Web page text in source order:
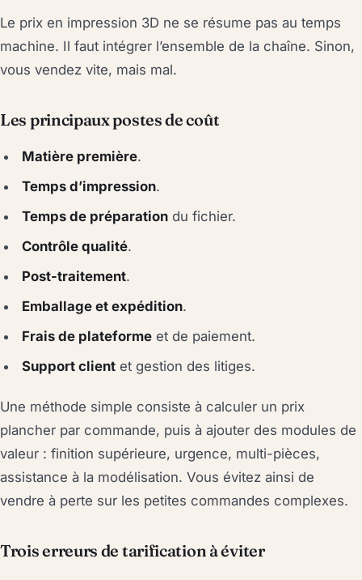
Le prix en impression 3D ne se résume pas au temps
machine. Il faut intégrer l’ensemble de la chaîne. Sinon,
vous vendez vite, mais mal.
Les principaux postes de coût
Matière première.
Temps d’impression.
Temps de préparation du fichier.
Contrôle qualité.
Post-traitement.
Emballage et expédition.
Frais de plateforme et de paiement.
Support client et gestion des litiges.
Une méthode simple consiste à calculer un prix
plancher par commande, puis à ajouter des modules de
valeur : finition supérieure, urgence, multi-pièces,
assistance à la modélisation. Vous évitez ainsi de
vendre à perte sur les petites commandes complexes.
Trois erreurs de tarification à éviter